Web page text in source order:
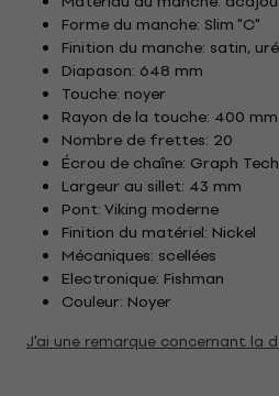
Forme du manche: Slim "C"
Finition du manche: satin,
Diapason: 648 mm
Touche: noyer
Rayon de la touche: 400 mm
Nombre de frettes: 20
Écrou de chaîne: Graph
Largeur au sillet: 43 mm
Pont: Viking moderne
Finition du matériel: Nickel
Mécaniques: scellées
Electronique: Fishman
Couleur: Noyer
J'ai une remarque concernant la